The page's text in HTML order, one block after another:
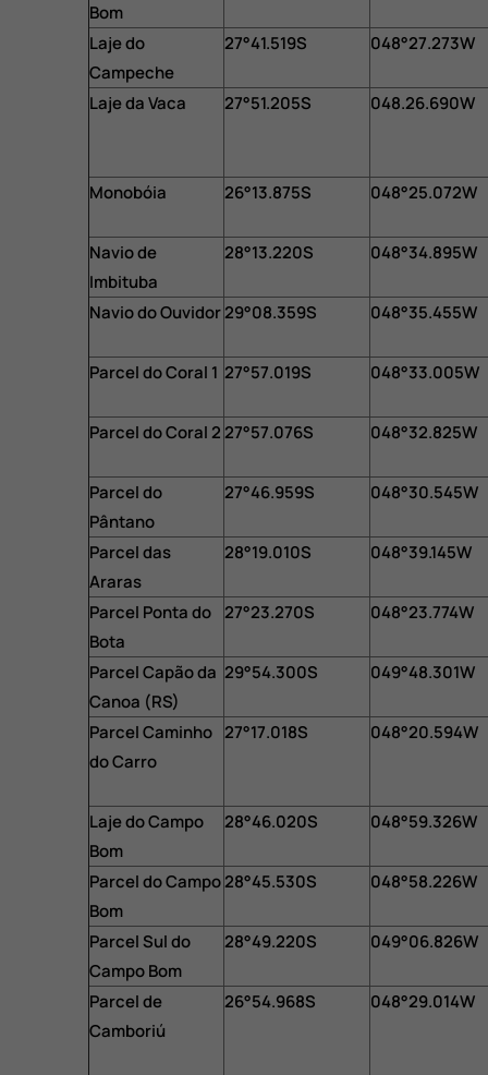
Bom
Laje do
Campeche
27°41.519S 048°27.273W
Laje da Vaca 27°51.205S 048.26.690W
Monobóia 26°13.875S 048°25.072W
Navio de
Imbituba
28°13.220S 048°34.895W
Navio do Ouvidor29°08.359S 048°35.455W
Parcel do Coral 1 27°57.019S 048°33.005W
Parcel do Coral 227°57.076S 048°32.825W
Parcel do
Pântano
27°46.959S 048°30.545W
Parcel das
Araras
28°19.010S 048°39.145W
Parcel Ponta do
Bota
27°23.270S 048°23.774W
Parcel Capão da
Canoa (RS)
29°54.300S 049°48.301W
Parcel Caminho
do Carro
27°17.018S 048°20.594W
Laje do Campo
Bom
28°46.020S 048°59.326W
Parcel do Campo
Bom
28°45.530S 048°58.226W
Parcel Sul do
Campo Bom
28°49.220S 049°06.826W
Parcel de
Camboriú
26°54.968S 048°29.014W